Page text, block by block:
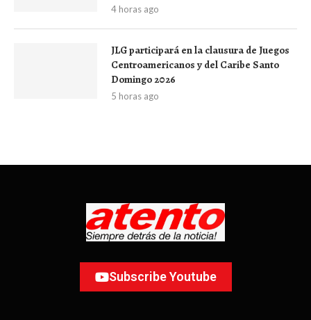
4 horas ago
JLG participará en la clausura de Juegos
Centroamericanos y del Caribe Santo
Domingo 2026
5 horas ago
Subscribe Youtube